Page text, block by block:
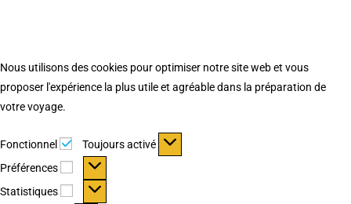
Nous utilisons des cookies pour optimiser notre site web et vous
proposer l'expérience la plus utile et agréable dans la préparation de
votre voyage.
Fonctionnel Fonctionnel
Toujours activé
Préférences
Préférences
Statistiques Statistiques